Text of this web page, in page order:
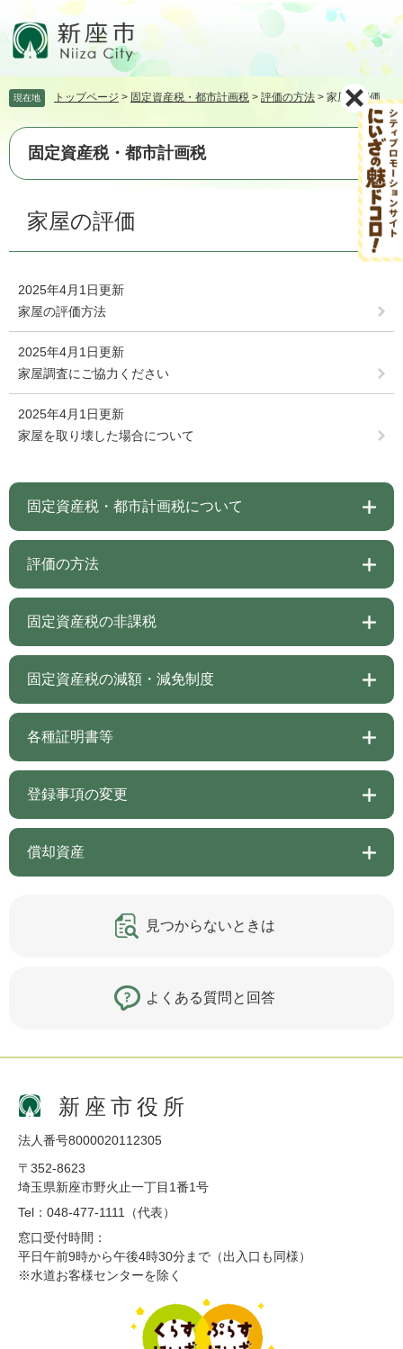
頭
す。
飛
し
て
現在地 トップページ > 固定資産税・都市計画税 > 評価の方法 > 家屋の評価
固定資産税・都市計画税
家屋の評価
2025年4月1日更新
家屋の評価方法
2025年4月1日更新
家屋調査にご協力ください
2025年4月1日更新
家屋を取り壊した場合について
固定資産税・都市計画税について
評価の方法
固定資産税の非課税
固定資産税の減額・減免制度
各種証明書等
登録事項の変更
償却資産
見つからないときは
よくある質問と回答
新座市役所
法人番号8000020112305
〒352-8623
埼玉県新座市野火止一丁目1番1号
Tel：048-477-1111（代表）
窓口受付時間：
平日午前9時から午後4時30分まで（出入口も同様）
※水道お客様センターを除く